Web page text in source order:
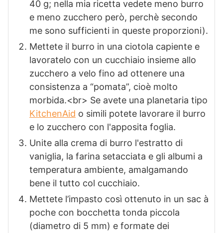
40 g; nella mia ricetta vedete meno burro
e meno zucchero però, perchè secondo
me sono sufficienti in queste proporzioni).
Mettete il burro in una ciotola capiente e
lavoratelo con un cucchiaio insieme allo
zucchero a velo fino ad ottenere una
consistenza a “pomata”, cioè molto
morbida.<br> Se avete una planetaria tipo
KitchenAid o simili potete lavorare il burro
e lo zucchero con l'apposita foglia.
Unite alla crema di burro l'estratto di
vaniglia, la farina setacciata e gli albumi a
temperatura ambiente, amalgamando
bene il tutto col cucchiaio.
Mettete l’impasto così ottenuto in un sac à
poche con bocchetta tonda piccola
(diametro di 5 mm) e formate dei